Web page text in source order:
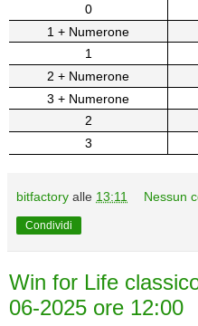
0
1 + Numerone
1
2 + Numerone
3 + Numerone
2
3
bitfactory alle 13:11 Nessun
Condividi
Win for Life
06-2025 ore 12:00